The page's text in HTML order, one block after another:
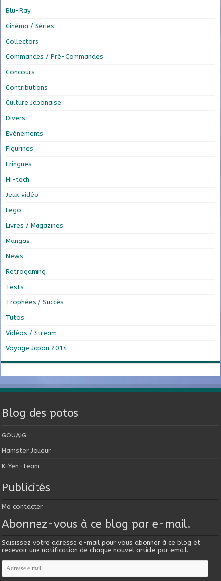
Blu-Ray
Cinéma / Séries
Collectors
Commandes / Pré-Commandes
Concours
Contributions
Culture Japonaise
Divers
Evénements
Figurines
Fringues
Hi-tech
Jeux vidéo
Lego
Livres / Magazines
Mangas
News
Retrogaming
Tests
Trophées / Succès
Tutos
Vidéos / Stream
Voyage Japon 2014
Blog des potos
GOUAIG
Hamster Joueur
K-Yen-Team
Publicités
Me contacter
Abonnez-vous à ce blog par e-mail.
Saisissez votre adresse e-mail pour vous abonner à ce blog et
recevoir une notification de chaque nouvel article par email.
Adresse
e-
mail